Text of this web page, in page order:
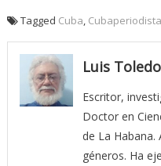
Tagged Cuba
Luis
Escritor,
Doctor en
de La
géneros. Ha